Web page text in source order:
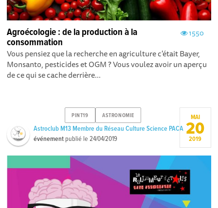
1550
Agroécologie : de la production à la
consommation
Vous pensiez que la recherche en agriculture c'était Bayer,
Monsanto, pesticides et OGM ? Vous voulez avoir un aperçu
de ce qui se cache derrière...
PINT19 ASTRONOMIE
Astroclub M13 Membre du Réseau Culture Science PACA
événement publié le24/04/2019
MAI
20
2019